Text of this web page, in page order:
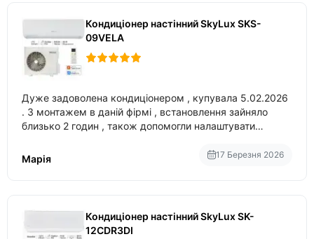
Кондиціонер настінний SkyLux SKS-
09VELA
Дуже задоволена кондиціонером , купувала 5.02.2026
. З монтажем в даній фірмі , встановлення зайняло
близько 2 годин , також допомогли налаштувати
Марія
17 Березня 2026
Кондиціонер настінний SkyLux SK-
12CDR3DI